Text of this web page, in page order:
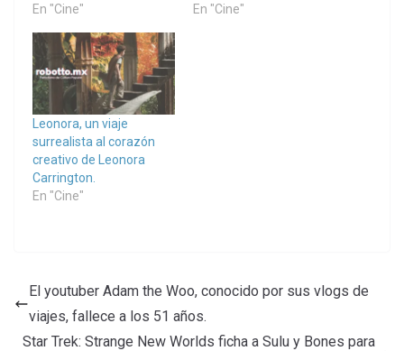
En "Cine"
En "Cine"
Leonora, un viaje
surrealista al corazón
creativo de Leonora
Carrington.
En "Cine"
El youtuber Adam the Woo, conocido por sus vlogs de
viajes, fallece a los 51 años.
Star Trek: Strange New Worlds ficha a Sulu y Bones para